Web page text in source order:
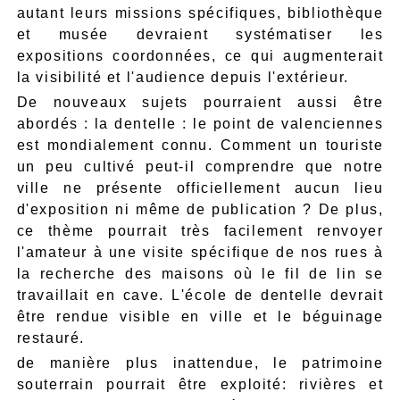
autant leurs missions spécifiques, bibliothèque
et musée devraient systématiser les
expositions coordonnées, ce qui augmenterait
la visibilité et l'audience depuis l'extérieur.
De nouveaux sujets pourraient aussi être
abordés : la dentelle : le point de valenciennes
est mondialement connu. Comment un touriste
un peu cultivé peut-il comprendre que notre
ville ne présente officiellement aucun lieu
d'exposition ni même de publication ? De plus,
ce thème pourrait très facilement renvoyer
l'amateur à une visite spécifique de nos rues à
la recherche des maisons où le fil de lin se
travaillait en cave. L'école de dentelle devrait
être rendue visible en ville et le béguinage
restauré.
de manière plus inattendue, le patrimoine
souterrain pourrait être exploité: rivières et